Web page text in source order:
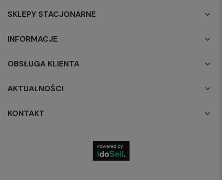
SKLEPY STACJONARNE
INFORMACJE
OBSŁUGA KLIENTA
AKTUALNOŚCI
KONTAKT